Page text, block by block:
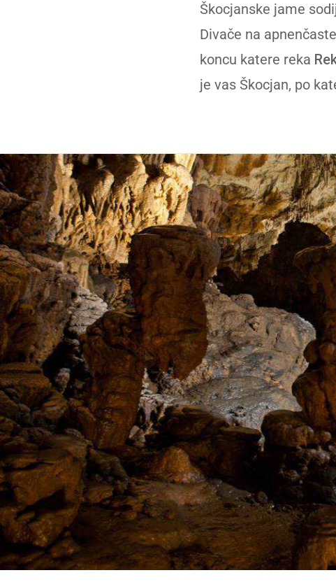
Škocjanske jame
Divače na
koncu katere reka
je vas Škocjan, po